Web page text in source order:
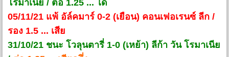
โรมาเนีย / ต่อ 1.25 ... ได้
05/11/21 แพ้ อัล์คมาร์ 0-2 (เยือน) คอนเฟอเรนซ์ ลีก /
รอง 1.5 ... เสีย
31/10/21 ชนะ โวลุนตารี่ 1-0 (เหย้า) ลีก้า วัน โรมาเนีย